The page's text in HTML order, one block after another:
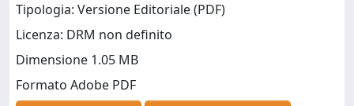
Tipologia: Versione Editoriale (PDF)
Licenza: DRM non definito
Dimensione 1.05 MB
Formato Adobe PDF